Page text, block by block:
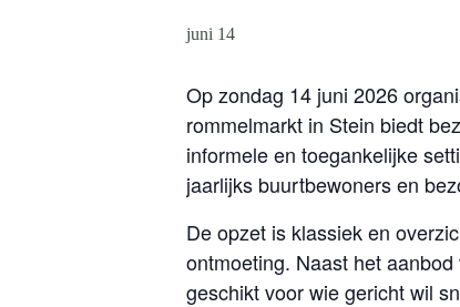
juni 14
Op zondag 14 juni 2026
rommelmarkt in Stein biedt
informele en toegankelijke
jaarlijks buurtbewoners en
De opzet is klassiek en
ontmoeting. Naast het
geschikt voor wie gericht wil